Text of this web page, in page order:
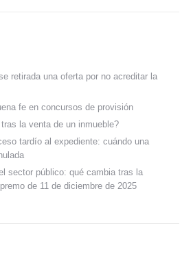
retirada una oferta por no acreditar la
fe en concursos de provisión
la venta de un inmueble?
tardío al expediente: cuándo una
sector público: qué cambia tras la
de 11 de diciembre de 2025